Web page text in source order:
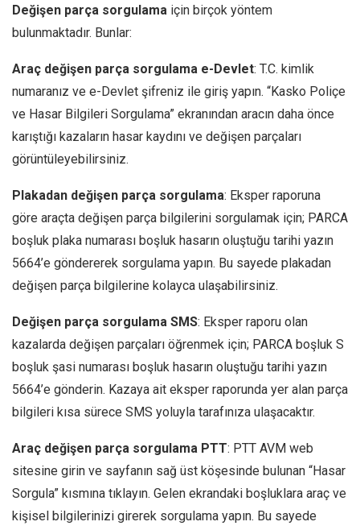
Değişen parça sorgulama için birçok yöntem
bulunmaktadır. Bunlar:
Araç değişen parça sorgulama e-Devlet: T.C. kimlik
numaranız ve e-Devlet şifreniz ile giriş yapın. “Kasko Poliçe
ve Hasar Bilgileri Sorgulama” ekranından aracın daha önce
karıştığı kazaların hasar kaydını ve değişen parçaları
görüntüleyebilirsiniz.
Plakadan değişen parça sorgulama: Eksper raporuna
göre araçta değişen parça bilgilerini sorgulamak için; PARCA
boşluk plaka numarası boşluk hasarın oluştuğu tarihi yazın
5664’e göndererek sorgulama yapın. Bu sayede plakadan
değişen parça bilgilerine kolayca ulaşabilirsiniz.
Değişen parça sorgulama SMS: Eksper raporu olan
kazalarda değişen parçaları öğrenmek için; PARCA boşluk S
boşluk şasi numarası boşluk hasarın oluştuğu tarihi yazın
5664’e gönderin. Kazaya ait eksper raporunda yer alan parça
bilgileri kısa sürece SMS yoluyla tarafınıza ulaşacaktır.
Araç değişen parça sorgulama PTT: PTT AVM web
sitesine girin ve sayfanın sağ üst köşesinde bulunan “Hasar
Sorgula” kısmına tıklayın. Gelen ekrandaki boşluklara araç ve
kişisel bilgilerinizi girerek sorgulama yapın. Bu sayede